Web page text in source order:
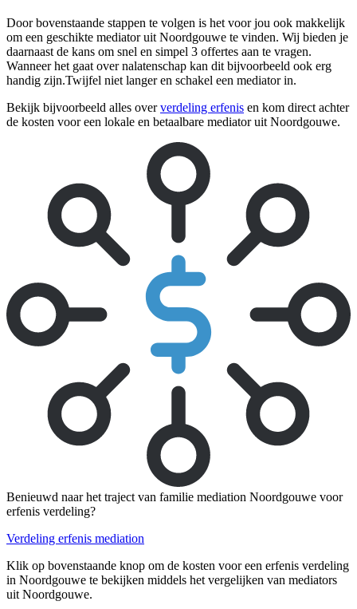
Door bovenstaande stappen te volgen is het voor jou ook makkelijk
om een geschikte mediator uit Noordgouwe te vinden. Wij bieden je
daarnaast de kans om snel en simpel 3 offertes aan te vragen.
Wanneer het gaat over nalatenschap kan dit bijvoorbeeld ook erg
handig zijn.Twijfel niet langer en schakel een mediator in.
Bekijk bijvoorbeeld alles oververdeling erfenis en kom direct achter
de kosten voor een lokale en betaalbare mediator uit Noordgouwe.
Benieuwd naar het traject van familie mediation Noordgouwe voor
erfenis verdeling?
Verdeling erfenis mediation
Klik op bovenstaande knop om de kosten voor een erfenis verdeling
in Noordgouwe te bekijken middels het vergelijken van mediators
uit Noordgouwe.